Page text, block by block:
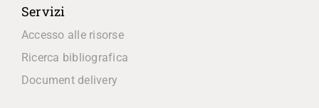
Servizi
Accesso alle risorse
Ricerca bibliografica
Document delivery